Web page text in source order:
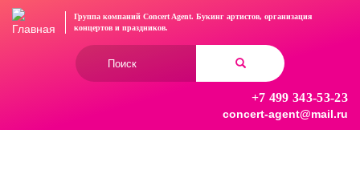
Перейти
Группа компаний Concert Agent. Букинг артистов, организация
концертови праздников.
+7 499 343-53-23
concert-agent@mail.ru